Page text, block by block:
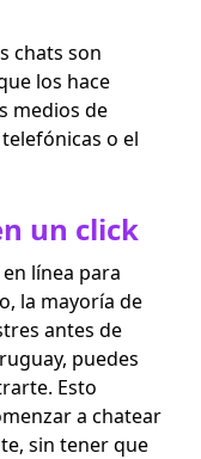
chats son
los hace
medios de
o el
un click
línea para
la mayoría de
antes de
puedes
Esto
a chatear
sin tener que